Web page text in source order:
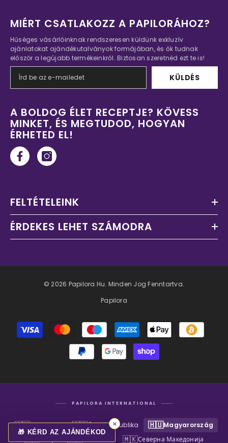
MIÉRT CSATLAKOZZ A PAPILORÁHOZ?
Hűséges vásárlóinknak rendszeresen küldünk exkluzív
ajánlatokat ajándékutalványok formájában, és ők tudnak
először a legújabb termékeinkről. Biztosan szeretnéd ezt te is!
KÜLDÉS
A BOLDOG ÉLET RECEPTJE? KÖVESS
MINKET, ÉS MEGTUDOD, HOGYAN
ÉRHETED EL!
FELTÉTELEINK
ÉRDEKES LEHET SZÁMODRA
© 2026 Papilora.hu. Minden Jog Fenntartva.
Papilora
Fizetési
módok
PAPILORA INTERNATIONAL
🇸🇰Slovensko 🇨🇿Česká republika 🇭🇺Magyarország
🇷🇸 🇷🇴 🇲🇰Северна Македонија
🎁 KÉRD AZ AJÁNDÉKOD
×